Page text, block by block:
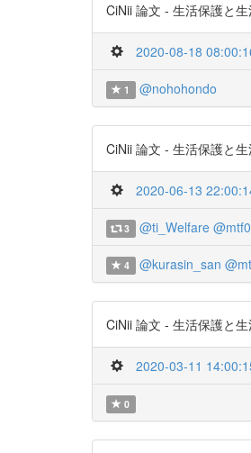
CiNii 論文 - 生活保護と
2020-08-18
1 @nohohondo
CiNii 論文 - 生活保護と
2020-06-13
3 @ti_Welfare
4 @kurasin_san
CiNii 論文 - 生活保護と
2020-03-11
0